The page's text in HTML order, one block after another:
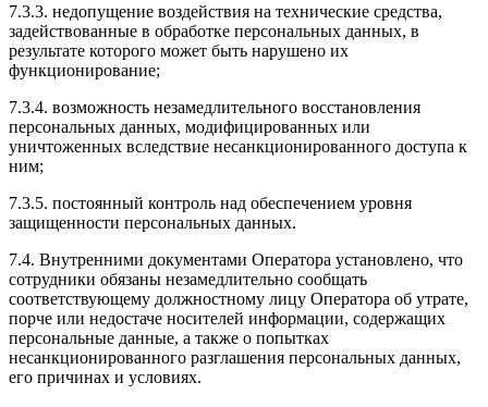
7.3.3. недопущение воздействия на технические средства,
задействованные в обработке персональных данных, в
результате которого может быть нарушено их
функционирование;
7.3.4. возможность незамедлительного восстановления
персональных данных, модифицированных или
уничтоженных вследствие несанкционированного доступа к
ним;
7.3.5. постоянный контроль над обеспечением уровня
защищенности персональных данных.
7.4. Внутренними документами Оператора установлено, что
сотрудники обязаны незамедлительно сообщать
соответствующему должностному лицу Оператора об утрате,
порче или недостаче носителей информации, содержащих
персональные данные, а также о попытках
несанкционированного разглашения персональных данных,
его причинах и условиях.